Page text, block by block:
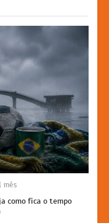
mês
como fica o tempo